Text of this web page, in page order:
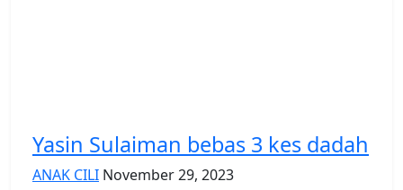
Yasin Sulaiman bebas 3 kes dadah
ANAK CILI November 29, 2023